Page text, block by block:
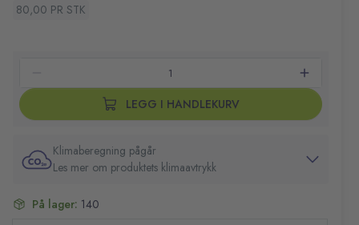
80,00 PR STK
LEGG I HANDLEKURV
Klimaberegning pågår
Les mer om produktets klimaavtrykk
På lager: 140